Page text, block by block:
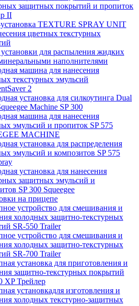
защитных покрытий и пропиток
II
TEXTURE SPRAY UNIT
цветных текстурных
для распыления жидких
наполнителями
машина для нанесения
текстурных эмульсий
2
установка для силкоутинга Dual
Machine SP 300
машина для нанесения
эмульсий и пропиток SP 575
MACHINE
установка для распределения
эмульсий и композитов SP 575
установка для нанесения
защитных эмульсий и
SP 300 Squeegee
на прицепе
устройство для смешивания и
холодных защитно-текстурных
SR-550 Trailer
устройство для смешивания и
холодных защитно-текстурных
SR-700 Trailer
установка для приготовления и
защитно-текстурных покрытий
XP Трейлер
установкадля изготовления и
холодных текстурно-защитных